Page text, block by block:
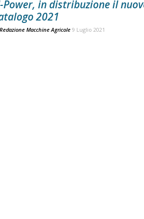
Power, in distribuzione il
2021
Redazione Macchine Agricole 9 Luglio 2021